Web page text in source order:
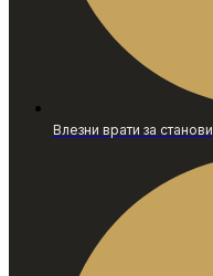
Влезни врати за станови